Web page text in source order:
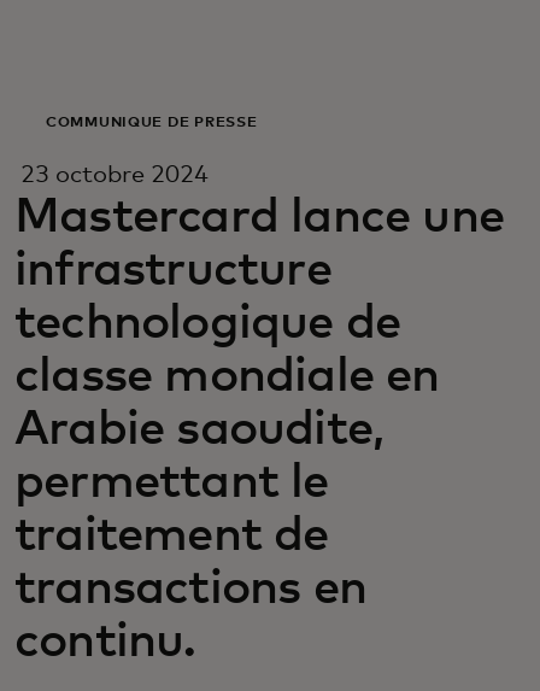
Pour les professionnels
Pour le monde
Pour les innovateurs
Actualités et tendances
COMMUNIQUÉ DE PRESSE
23 octobre 2024
Mastercard lance une
infrastructure
technologique de
classe mondiale en
Arabie saoudite,
permettant le
traitement de
transactions en
continu.